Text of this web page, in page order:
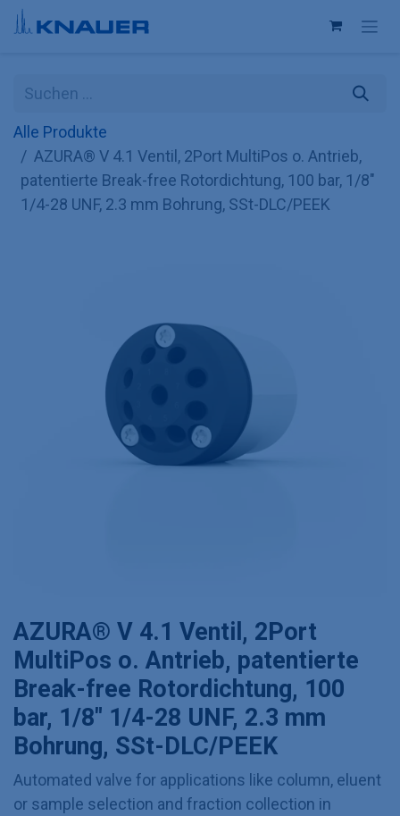
Zum Inhalt springen
Alle Produkte
AZURA® V 4.1 Ventil, 2Port MultiPos o. Antrieb,
patentierte Break-free Rotordichtung, 100 bar, 1/8"
1/4-28 UNF, 2.3 mm Bohrung, SSt-DLC/PEEK
AZURA® V 4.1 Ventil, 2Port
MultiPos o. Antrieb, patentierte
Break-free Rotordichtung, 100
bar, 1/8" 1/4-28 UNF, 2.3 mm
Bohrung, SSt-DLC/PEEK
Automated valve for applications like column, eluent
or sample selection and fraction collection in